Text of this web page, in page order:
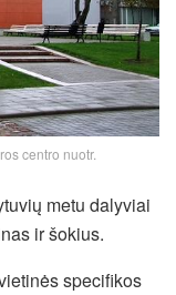
centro nuotr.
metu dalyviai
ir šokius.
specifikos